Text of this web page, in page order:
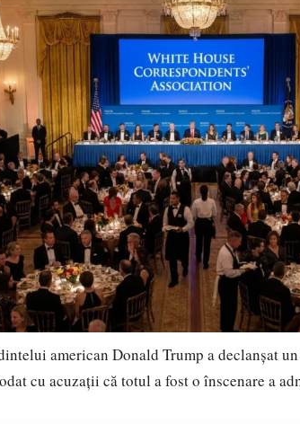
american Donald Trump a declanșat
cu acuzații că totul a fost o înscenare a